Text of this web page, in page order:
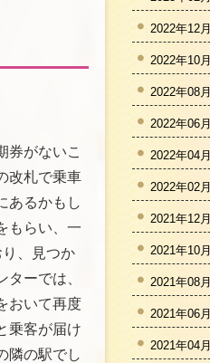
券がないこ
改札で乗車
あるかもし
もらい、一
、見つか
ーでは、
おいて再度
乗客が届け
隣の駅でし
2022年12月
2022年10月
2022年08月
2022年06月
2022年04月
2022年02月
2021年12月
2021年10月
2021年08月
2021年06月
2021年04月